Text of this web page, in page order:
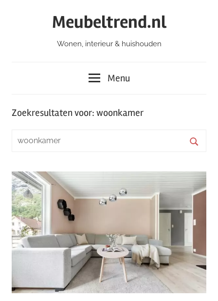
Meubeltrend.nl
Wonen, interieur & huishouden
Menu
Zoekresultaten voor: woonkamer